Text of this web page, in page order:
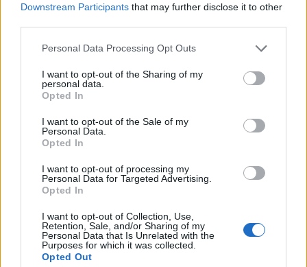
Downstream Participants that may further disclose it to other
Please note that this website/app uses one or more Google
not limited to your visit or usage behaviour. You may click to
grant or deny consent to Google and its third-party tags to
use your data for below specified purposes in below Google
consent section.
Personal Data Processing Opt Outs
I want to opt-out of the Sharing of my
personal data.
Opted In
I want to opt-out of the Sale of my
Personal Data.
Opted In
I want to opt-out of processing my
Personal Data for Targeted Advertising.
Opted In
I want to opt-out of Collection, Use,
Retention, Sale, and/or Sharing of my
Personal Data that Is Unrelated with the
Purposes for which it was collected.
Opted Out
δήλωση.